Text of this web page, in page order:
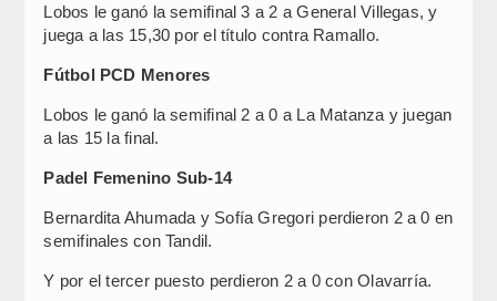
Lobos le ganó la semifinal 3 a 2 a General Villegas, y
juega a las 15,30 por el título contra Ramallo.
Fútbol PCD Menores
Lobos le ganó la semifinal 2 a 0 a La Matanza y juegan
a las 15 la final.
Padel Femenino Sub-14
Bernardita Ahumada y Sofía Gregori perdieron 2 a 0 en
semifinales con Tandil.
Y por el tercer puesto perdieron 2 a 0 con Olavarría.